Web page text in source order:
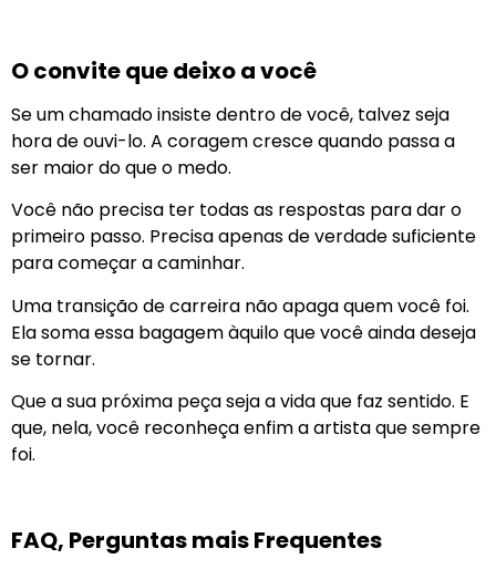
O convite que deixo a você
Se um chamado insiste dentro de você, talvez seja
hora de ouvi-lo. A coragem cresce quando passa a
ser maior do que o medo.
Você não precisa ter todas as respostas para dar o
primeiro passo. Precisa apenas de verdade suficiente
para começar a caminhar.
Uma transição de carreira não apaga quem você foi.
Ela soma essa bagagem àquilo que você ainda deseja
se tornar.
Que a sua próxima peça seja a vida que faz sentido. E
que, nela, você reconheça enfim a artista que sempre
foi.
FAQ, Perguntas mais Frequentes